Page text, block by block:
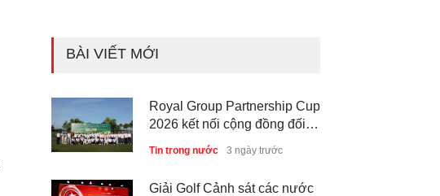
BÀI VIẾT MỚI
Royal Group Partnership Cup
2026 kết nối cộng đồng đối
tác tại Royal Long An Golf &
Country Club
Tin trong nước 3 ngày trước
Giải Golf Cảnh sát các nước